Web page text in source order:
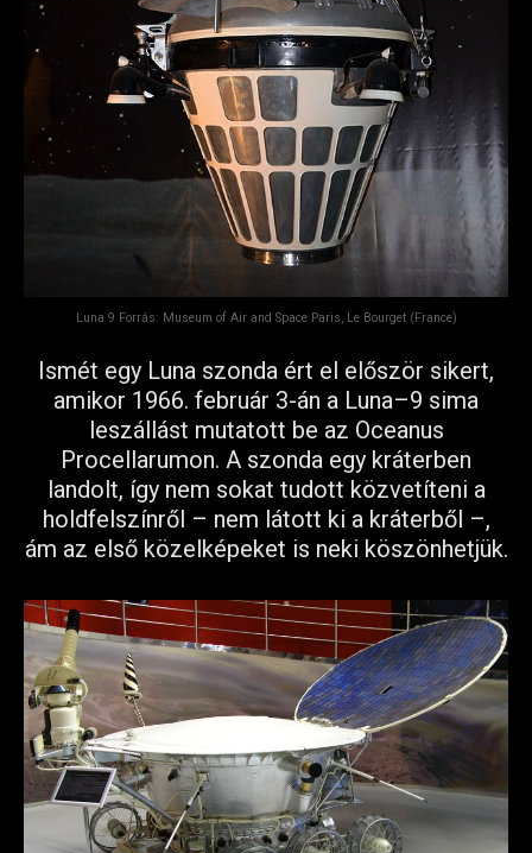
Luna 9 Forrás: Museum of Air and Space Paris, Le Bourget (France)
Ismét egy Luna szonda ért el először sikert,
amikor 1966. február 3-án a Luna–9 sima
leszállást mutatott be az Oceanus
Procellarumon. A szonda egy kráterben
landolt, így nem sokat tudott közvetíteni a
holdfelszínről – nem látott ki a kráterből –,
ám az első közelképeket is neki köszönhetjük.